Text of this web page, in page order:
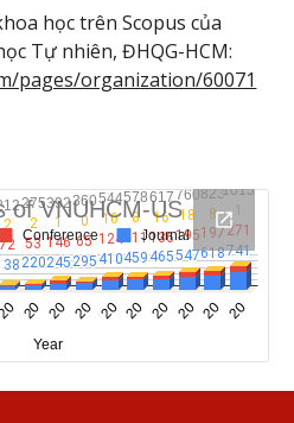
học trên Scopus của
Tự nhiên, ĐHQG-HCM:
pages/organization/60071